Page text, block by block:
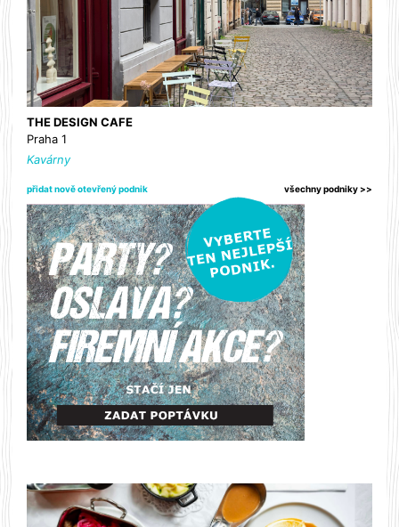
THE DESIGN CAFE
Praha 1
Kavárny
přidat nově otevřený podnik všechny podniky >>